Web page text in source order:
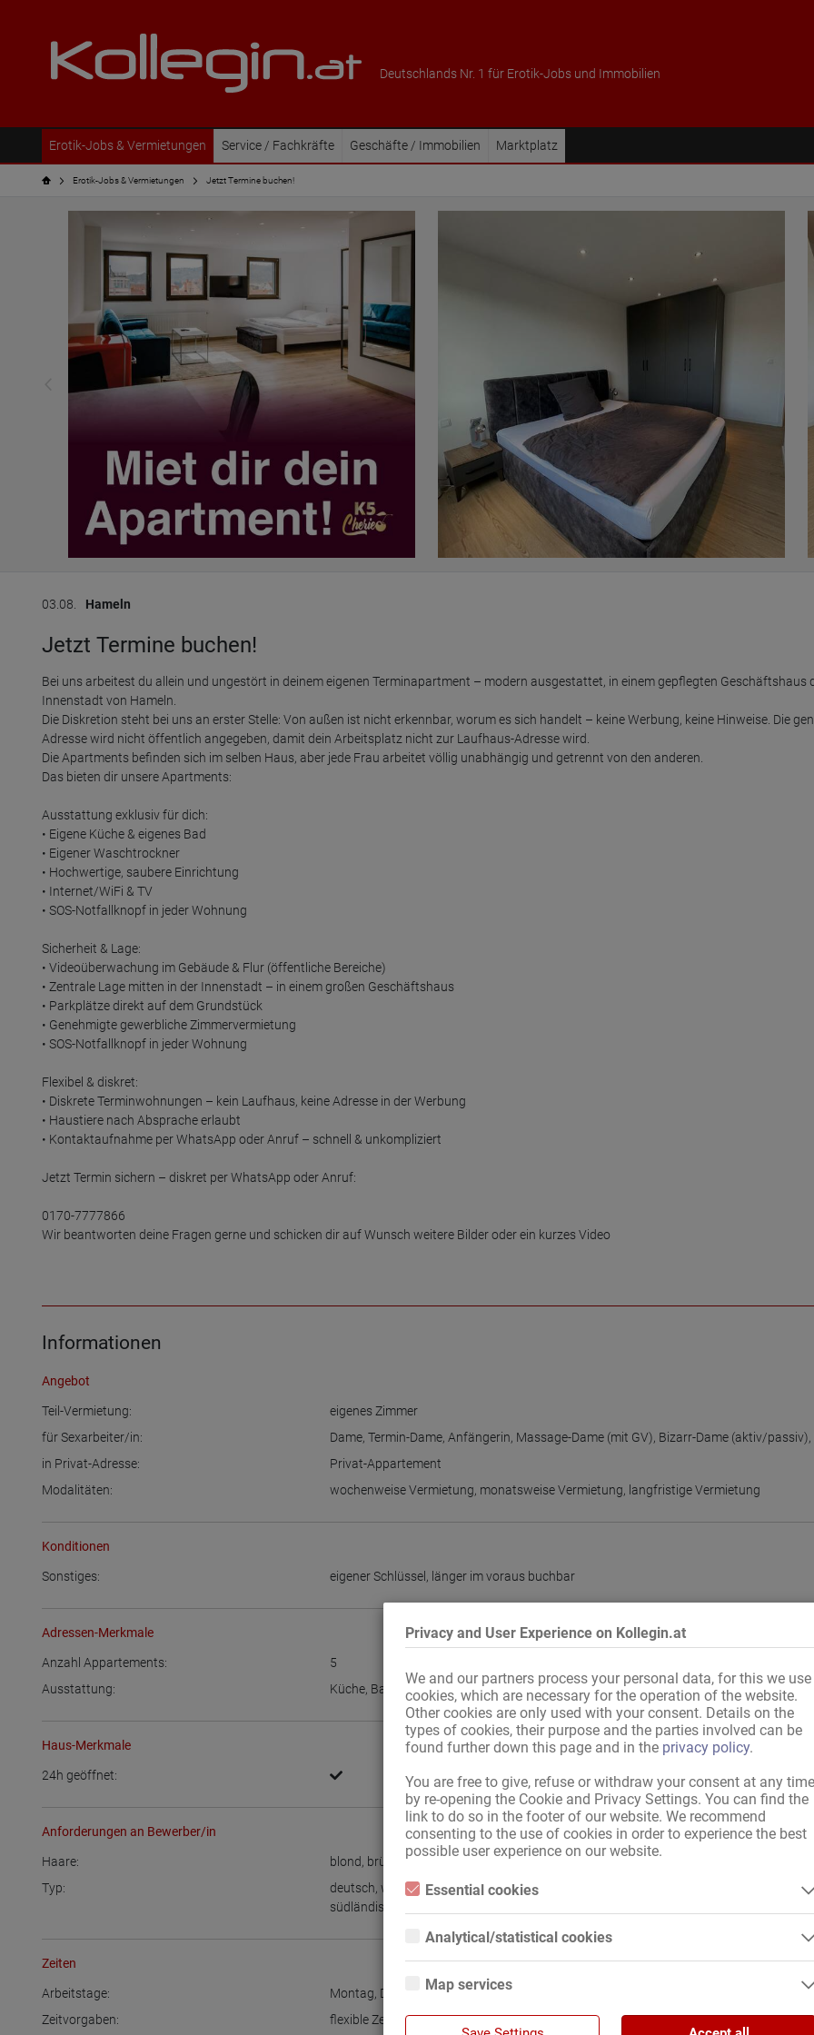
Privacy and User Experience on Kollegin.at
We and our partners process your personal data, for this we use
cookies, which are necessary for the operation of the website.
Other cookies are only used with your consent. Details on the
types of cookies, their purpose and the parties involved can be
found further down this page and in the privacy policy.
You are free to give, refuse or withdraw your consent at any time
by re-opening the Cookie and Privacy Settings. You can find the
link to do so in the footer of our website. We recommend
consenting to the use of cookies in order to experience the best
possible user experience on our website.
Essential cookies
Essential cookies are all cookies necessary for the operation of the
properly without these cookies.
Analytical/statistical cookies
Analytical or statistical cookies are cookies that are used to analyze
website owners understand how visitors interact with websites by
Google Analytics
Map services
Deutschlands Nr. 1 für Erotik-Jobs und Immobilien
Erotik-Jobs & Vermietungen Service / Fachkräfte Geschäfte / Immobilien Marktplatz
Erotik-Jobs & Vermietungen Jetzt Termine buchen!
03.08. Hameln
Jetzt Termine buchen!
Bei uns arbeitest du allein und ungestört in deinem eigenen Terminapartment – modern ausgestattet, in einem gepflegten Geschäftshaus
Innenstadt von Hameln.
Die Diskretion steht bei uns an erster Stelle: Von außen ist nicht erkennbar, worum es sich handelt – keine Werbung, keine Hinweise. Die
Adresse wird nicht öffentlich angegeben, damit dein Arbeitsplatz nicht zur Laufhaus-Adresse wird.
Die Apartments befinden sich im selben Haus, aber jede Frau arbeitet völlig unabhängig und getrennt von den anderen.
Das bieten dir unsere Apartments:
Ausstattung exklusiv für dich:
• Eigene Küche & eigenes Bad
• Eigener Waschtrockner
• Hochwertige, saubere Einrichtung
• Internet/WiFi & TV
• SOS-Notfallknopf in jeder Wohnung
Sicherheit & Lage:
• Videoüberwachung im Gebäude & Flur (öffentliche Bereiche)
• Zentrale Lage mitten in der Innenstadt – in einem großen Geschäftshaus
• Parkplätze direkt auf dem Grundstück
• Genehmigte gewerbliche Zimmervermietung
• SOS-Notfallknopf in jeder Wohnung
Flexibel & diskret:
• Diskrete Terminwohnungen – kein Laufhaus, keine Adresse in der Werbung
• Haustiere nach Absprache erlaubt
• Kontaktaufnahme per WhatsApp oder Anruf – schnell & unkompliziert
Jetzt Termin sichern – diskret per WhatsApp oder Anruf:
0170-7777866
Wir beantworten deine Fragen gerne und schicken dir auf Wunsch weitere Bilder oder ein kurzes Video
Informationen
Angebot
Teil-Vermietung:
eigenes Zimmer
für Sexarbeiter/in:
Dame,Termin-Dame,Anfängerin, Massage-Dame (mit GV), Bizarr-Dame (aktiv/passiv),
in Privat-Adresse:
Privat-Appartement
Modalitäten:
wochenweise Vermietung, monatsweise Vermietung, langfristige Vermietung
Konditionen
Sonstiges: eigener Schlüssel , länger im voraus buchbar
Adressen-Merkmale
Anzahl Appartements:
5
Ausstattung:
Küche, Bad
Haus-Merkmale
24h geöffnet:
Anforderungen an Bewerber/in
Haare: blond, brünett
Typ:
deutsch,westeuropäisch,osteuropäisch skandinavisch
südländisch
Zeiten
Arbeitstage: Montag, Dienstag,Mittwoch,Donnerstag
Zeitvorgaben:
flexible Zeiteinteilung